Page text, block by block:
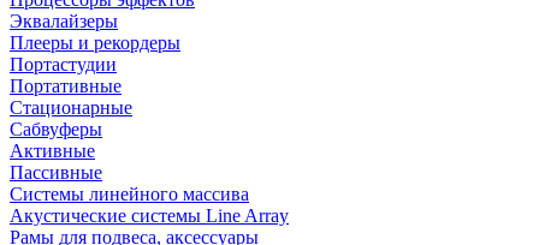
Эквалайзеры
Плееры и рекордеры
Портастудии
Портативные
Стационарные
Сабвуферы
Активные
Пассивные
Системы линейного массива
Акустические системы Line Array
Рамы для подвеса, аксессуары